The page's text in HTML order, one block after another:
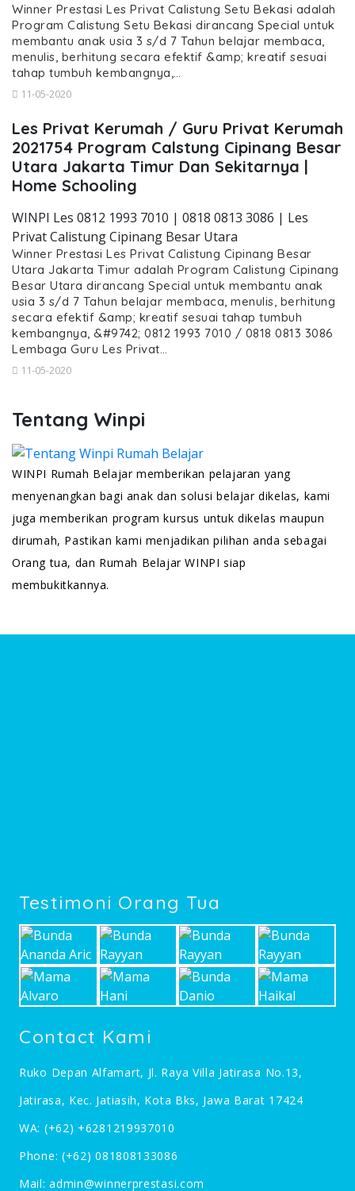
Winner Prestasi Les Privat Calistung Setu Bekasi adalah
Program Calistung Setu Bekasi dirancang Special untuk
membantu anak usia 3 s/d 7 Tahun belajar membaca,
menulis, berhitung secara efektif &amp; kreatif sesuai
tahap tumbuh kembangnya,…
11-05-2020
Les Privat Kerumah / Guru Privat Kerumah
2021754 Program Calstung Cipinang Besar
Utara Jakarta Timur Dan Sekitarnya |
Home Schooling
WINPI Les 0812 1993 7010 | 0818 0813 3086 | Les
Privat Calistung Cipinang Besar Utara
Winner Prestasi Les Privat Calistung Cipinang Besar
Utara Jakarta Timur adalah Program Calistung Cipinang
Besar Utara dirancang Special untuk membantu anak
usia 3 s/d 7 Tahun belajar membaca, menulis, berhitung
secara efektif &amp; kreatif sesuai tahap tumbuh
kembangnya, &#9742; 0812 1993 7010 / 0818 0813 3086
Lembaga Guru Les Privat…
11-05-2020
Tentang Winpi
WINPI Rumah Belajar memberikan pelajaran yang
menyenangkan bagi anak dan solusi belajar dikelas, kami
juga memberikan program kursus untuk dikelas maupun
dirumah, Pastikan kami menjadikan pilihan anda sebagai
Orang tua, dan Rumah Belajar WINPI siap
membukitkannya.
Testimoni Orang Tua
Contact Kami
Ruko Depan Alfamart, Jl. Raya Villa Jatirasa No.13,
Jatirasa, Kec. Jatiasih, Kota Bks, Jawa Barat 17424
WA: (+62) +6281219937010
Phone: (+62) 081808133086
Mail:admin@winnerprestasi.com